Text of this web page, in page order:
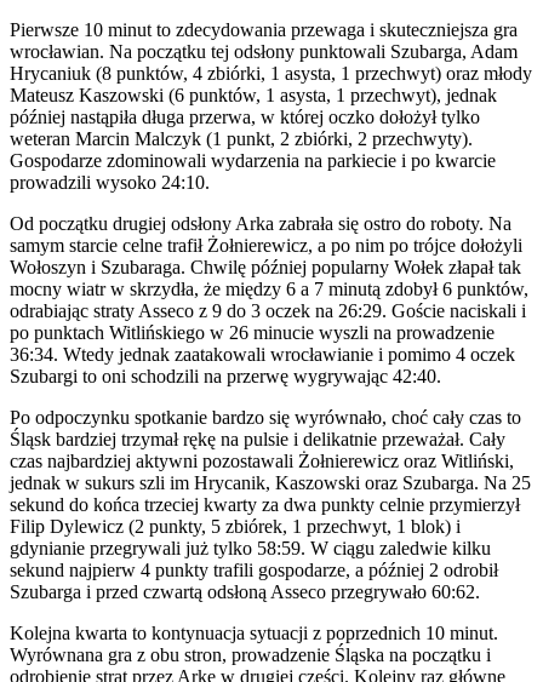
Pierwsze 10 minut to zdecydowania przewaga i skuteczniejsza gra
wrocławian. Na początku tej odsłony punktowali Szubarga, Adam
Hrycaniuk (8 punktów, 4 zbiórki, 1 asysta, 1 przechwyt) oraz młody
Mateusz Kaszowski (6 punktów, 1 asysta, 1 przechwyt), jednak
później nastąpiła długa przerwa, w której oczko dołożył tylko
weteran Marcin Malczyk (1 punkt, 2 zbiórki, 2 przechwyty).
Gospodarze zdominowali wydarzenia na parkiecie i po kwarcie
prowadzili wysoko 24:10.
Od początku drugiej odsłony Arka zabrała się ostro do roboty. Na
samym starcie celne trafił Żołnierewicz, a po nim po trójce dołożyli
Wołoszyn i Szubaraga. Chwilę później popularny Wołek złapał tak
mocny wiatr w skrzydła, że między 6 a 7 minutą zdobył 6 punktów,
odrabiając straty Asseco z 9 do 3 oczek na 26:29. Goście naciskali i
po punktach Witlińskiego w 26 minucie wyszli na prowadzenie
36:34. Wtedy jednak zaatakowali wrocławianie i pomimo 4 oczek
Szubargi to oni schodzili na przerwę wygrywając 42:40.
Po odpoczynku spotkanie bardzo się wyrównało, choć cały czas to
Śląsk bardziej trzymał rękę na pulsie i delikatnie przeważał. Cały
czas najbardziej aktywni pozostawali Żołnierewicz oraz Witliński,
jednak w sukurs szli im Hrycanik, Kaszowski oraz Szubarga. Na 25
sekund do końca trzeciej kwarty za dwa punkty celnie przymierzył
Filip Dylewicz (2 punkty, 5 zbiórek, 1 przechwyt, 1 blok) i
gdynianie przegrywali już tylko 58:59. W ciągu zaledwie kilku
sekund najpierw 4 punkty trafili gospodarze, a później 2 odrobił
Szubarga i przed czwartą odsłoną Asseco przegrywało 60:62.
Kolejna kwarta to kontynuacja sytuacji z poprzednich 10 minut.
Wyrównana gra z obu stron, prowadzenie Śląska na początku i
odrobienie strat przez Arkę w drugiej części. Kolejny raz główne